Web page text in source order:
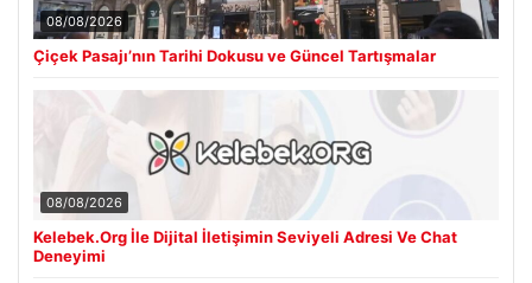
08/08/2026
Çiçek Pasajı’nın Tarihi Dokusu ve Güncel Tartışmalar
08/08/2026
Kelebek.Org İle Dijital İletişimin Seviyeli Adresi Ve Chat
Deneyimi